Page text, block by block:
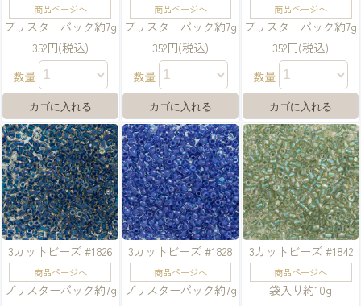
商品ページへ
ブリスターパック約7g
352円(税込)
数量
商品ページへ
ブリスターパック約7g
352円(税込)
数量
商品ページへ
ブリスターパック約7g
352円(税込)
数量
3カットビーズ #1826
商品ページへ
ブリスターパック約7g
3カットビーズ #1828
商品ページへ
ブリスターパック約7g
3カットビーズ #1842
商品ページへ
袋入り約10g